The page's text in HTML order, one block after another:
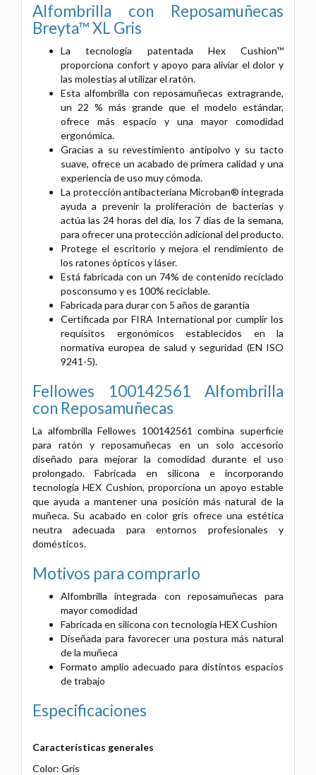
Alfombrilla con Reposamuñecas
Breyta™ XL Gris
La tecnología patentada Hex Cushion™
proporciona confort y apoyo para aliviar el dolor y
las molestias al utilizar el ratón.
Esta alfombrilla con reposamuñecas extragrande,
un 22 % más grande que el modelo estándar,
ofrece más espacio y una mayor comodidad
ergonómica.
Gracias a su revestimiento antipolvo y su tacto
suave, ofrece un acabado de primera calidad y una
experiencia de uso muy cómoda.
La protección antibacteriana Microban® integrada
ayuda a prevenir la proliferación de bacterias y
actúa las 24 horas del día, los 7 días de la semana,
para ofrecer una protección adicional del producto.
Protege el escritorio y mejora el rendimiento de
los ratones ópticos y láser.
Está fabricada con un 74% de contenido reciclado
posconsumo y es 100% reciclable.
Fabricada para durar con 5 años de garantía
Certificada por FIRA International por cumplir los
requisitos ergonómicos establecidos en la
normativa europea de salud y seguridad (EN ISO
9241-5).
Fellowes 100142561 Alfombrilla
con Reposamuñecas
La alfombrilla Fellowes 100142561 combina superficie
para ratón y reposamuñecas en un solo accesorio
diseñado para mejorar la comodidad durante el uso
prolongado. Fabricada en silicona e incorporando
tecnología HEX Cushion, proporciona un apoyo estable
que ayuda a mantener una posición más natural de la
muñeca. Su acabado en color gris ofrece una estética
neutra adecuada para entornos profesionales y
domésticos.
Motivos para comprarlo
Alfombrilla integrada con reposamuñecas para
mayor comodidad
Fabricada en silicona con tecnología HEX Cushion
Diseñada para favorecer una postura más natural
de la muñeca
Formato amplio adecuado para distintos espacios
de trabajo
Especificaciones
Características generales
Color: Gris